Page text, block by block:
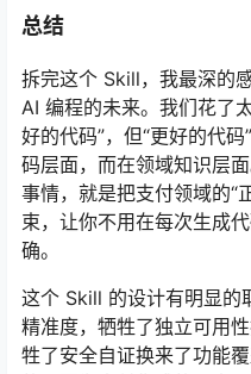
总结
拆完这个 Skill，我最深的
AI 编程的未来。我们花了
好的代码”，但“更好的代
码层面，而在领域知识层
事情，就是把支付领域的“
束，让你不用在每次生成
确。
这个 Skill 的设计有明显的
精准度，牺牲了独立可用
牲了安全自证换来了功能